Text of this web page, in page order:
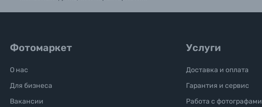
Б/У фототехника (Комиссионные товары)
Фотомаркет
О нас
Для бизнеса
Вакансии
Услуги
Доставка и оплата
Гарантия и сервис
Работа с фотографами